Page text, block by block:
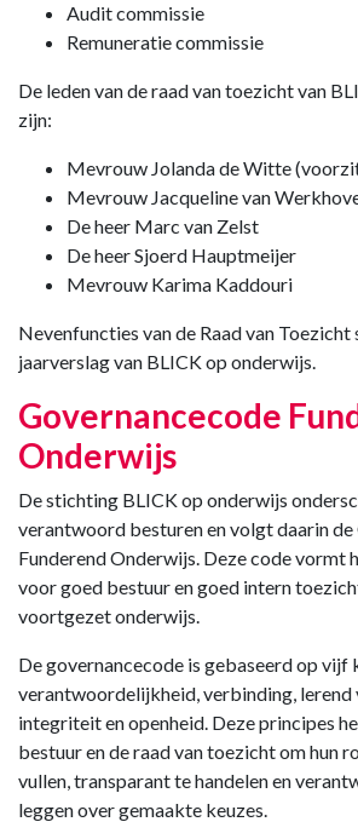
Audit commissie
Remuneratie commissie
De leden van de raad van toezicht van
zijn:
Mevrouw Jolanda de Witte
Mevrouw Jacqueline van
De heer Marc van Zelst
De heer Sjoerd Hauptmeijer
Mevrouw Karima Kaddouri
Nevenfuncties van de Raad van Toezicht
jaarverslag van BLICK op onderwijs.
Governancecode
Onderwijs
De stichting BLICK op onderwijs
verantwoord besturen en volgt daarin
Funderend Onderwijs. Deze code vormt
voor goed bestuur en goed intern
voortgezet onderwijs.
De governancecode is gebaseerd op vijf
verantwoordelijkheid, verbinding, lerend
integriteit en openheid. Deze principes
bestuur en de raad van toezicht om hun
vullen, transparant te handelen en
leggen over gemaakte keuzes.